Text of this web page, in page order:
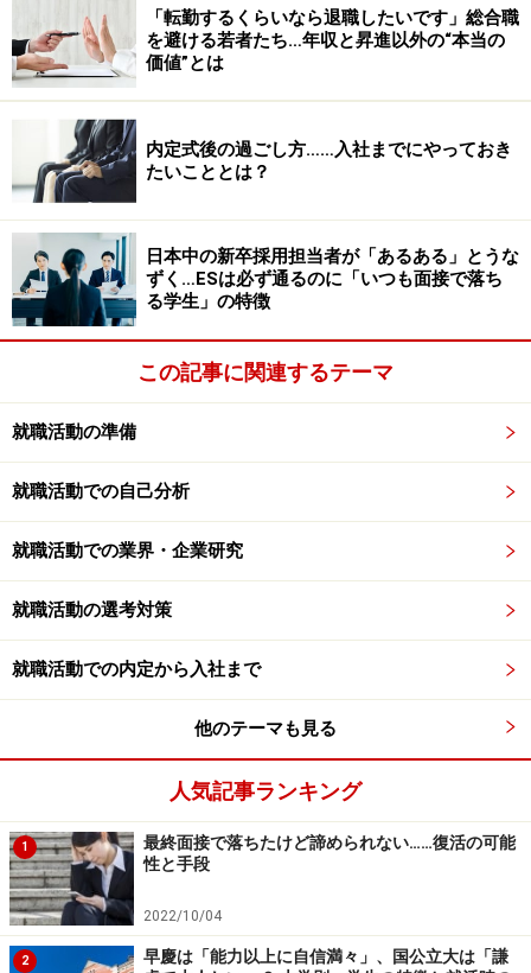
きで学んだコミュニケーション力
医師
【きっかけ】目の前の交通事故、恩師のアドバイス
「悩んだ時はしんどい方を選べ」
【叶えた力】※記述なし
ダンサー
【きっかけ】学園祭の舞台、師匠との出会い、ニュ
ーヨーク
【叶えた力】ダンサーの修業で学んだ自己効力感
以上である。さて、ざっと読んでみて、みなさんどう思
っただろうか。
「夢を見つけるきっかけって、意外と
だ！」
いんだ！」
こう思わなかっただろうか。一緒に考えてみよう！
「夢を見つけたきっかけ」は、意外に
※記事内容は執筆時点のものです。最新の内容をご確認くださ
い。
「転勤するくらいなら退職したいです」総合職
を避ける若者たち…年収と昇進以外の“本当の
価値”とは
内定式後の過ごし方……入社までにやっておき
たいこととは？
日本中の新卒採用担当者が「あるある」とうな
ずく…ESは必ず通るのに「いつも面接で落ち
る学生」の特徴
この記事に関連するテーマ
就職活動の準備
就職活動での自己分析
就職活動での業界・企業研究
就職活動の選考対策
就職活動での内定から入社まで
他のテーマも見る
人気記事ランキング
1
最終面接で落ちたけど諦められない……復活の可能
性と手段
2022/10/04
2
早慶は「能力以上に自信満々」、国公立大は「謙